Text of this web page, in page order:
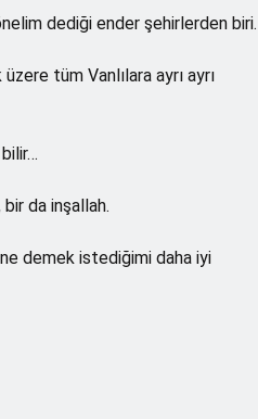
dediği ender şehirlerden biri.
tüm Vanlılara ayrı ayrı
bir da inşallah.
demek istediğimi daha iyi